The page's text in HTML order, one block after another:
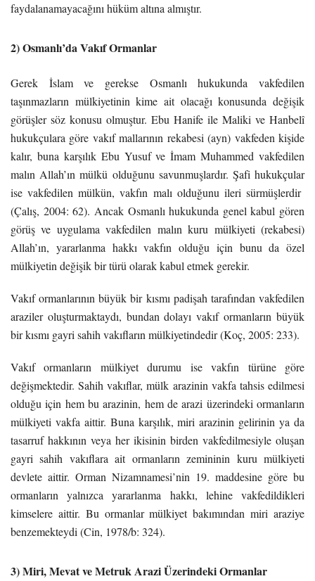
faydalanamayacağını hüküm altına almıştır.
2) Osmanlı’da Vakıf Ormanlar
Gerek İslam ve gerekse Osmanlı hukukunda vakfedilen
taşınmazların mülkiyetinin kime ait olacağı konusunda değişik
görüşler söz konusu olmuştur. Ebu Hanife ile Maliki ve Hanbelî
hukukçulara göre vakıf mallarının rekabesi (ayn) vakfeden kişide
kalır, buna karşılık Ebu Yusuf ve İmam Muhammed vakfedilen
malın Allah’ın mülkü olduğunu savunmuşlardır. Şafi hukukçular
ise vakfedilen mülkün, vakfın malı olduğunu ileri sürmüşlerdir
(Çalış, 2004: 62). Ancak Osmanlı hukukunda genel kabul gören
görüş ve uygulama vakfedilen malın kuru mülkiyeti (rekabesi)
Allah’ın, yararlanma hakkı vakfın olduğu için bunu da özel
mülkiyetin değişik bir türü olarak kabul etmek gerekir.
Vakıf ormanlarının büyük bir kısmı padişah tarafından vakfedilen
araziler oluşturmaktaydı, bundan dolayı vakıf ormanların büyük
bir kısmı gayri sahih vakıfların mülkiyetindedir (Koç, 2005: 233).
Vakıf ormanların mülkiyet durumu ise vakfın türüne göre
değişmektedir. Sahih vakıflar, mülk arazinin vakfa tahsis edilmesi
olduğu için hem bu arazinin, hem de arazi üzerindeki ormanların
mülkiyeti vakfa aittir. Buna karşılık, miri arazinin gelirinin ya da
tasarruf hakkının veya her ikisinin birden vakfedilmesiyle oluşan
gayri sahih vakıflara ait ormanların zemininin kuru mülkiyeti
devlete aittir. Orman Nizamnamesi’nin 19. maddesine göre bu
ormanların yalnızca yararlanma hakkı, lehine vakfedildikleri
kimselere aittir. Bu ormanlar mülkiyet bakımından miri araziye
benzemekteydi (Cin, 1978/b: 324).
3) Miri, Mevat ve Metruk Arazi Üzerindeki Ormanlar